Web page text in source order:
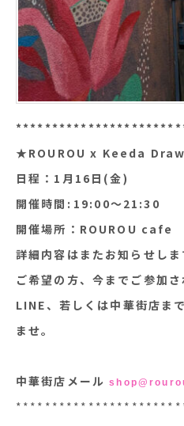
★ROUROU x Keeda
日程：1月16日(金)
開催時間:⁠19:00〜21:30
開催場所：ROUROU cafe
詳細内容はまたお知らせしま
ご希望の方、今までご参加
LINE、若しくは中華街店ま
ませ。
中華街店メール